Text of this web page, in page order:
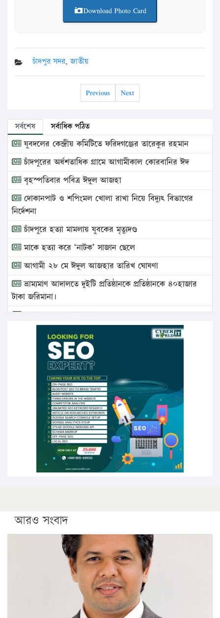
Download Photo Card
চাঁদপুর সদর,জাতীয়
Previous Next
সর্বশেষ সর্বাধিক পঠিত
যুবদলের কেন্দ্রীয় কমিটিতে ফরিদগঞ্জের তারেকুর রহমান
চাঁদপুরের অর্ধশতাধিক গ্রামে আগামীকাল কোরবানির ঈদ
বৃহস্পতিবার পবিত্র ঈদুল আজহা
দোকানপাট ও শপিংমল খোলা রাখা নিয়ে বিদ্যুৎ বিভাগের
নির্দেশনা
চাঁদপুরে হত্যা মামলায় যুবকের মৃত্যুদণ্ড
মাকে হত্যা করে ‘নাটক’ সাজান ছেলে
আগামী ২৮ মে ঈদুল আজহার তারিখ ঘোষণা
ভ্রাম্যমাণ আদালতে দুইটি প্রতিষ্ঠানকে প্রতিষ্ঠানকে ৪০হাজার
টাকা জরিমানা।
এবার লঞ্চের ভাড়া বাড়ল
১৭ থেকে ২১ শতাংশ বিদ্যুতের দাম বাড়ানোর প্রস্তাব পিডিবির
১৬ মে চাঁদপুর ও ২৫ মে ফেনী সফরে যাবেন প্রধানমন্ত্রী
উচ্চশিক্ষায় গৌরবময় অর্জন: পূর্ণ স্কলারশিপে যুক্তরাষ্ট্রে
পিএইচডি করছেন কুয়েটের কৃতি…
সারা দেশে বজ্রাঘাতে ১৪ জনের প্রাণহানি
কঠোর হচ্ছে এসএসসি ও এইচএসসি পরীক্ষা
ফরিদগঞ্জে আগুনে পুড়লো ৬ ব্যবসা প্রতিষ্ঠান
আরও সংবাদ